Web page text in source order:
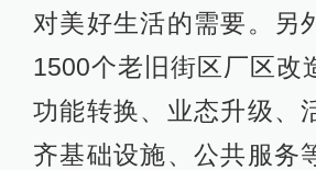
对美好生活的需要。另
1500个老旧街区厂区改
功能转换、业态升级、
齐基础设施、公共服务